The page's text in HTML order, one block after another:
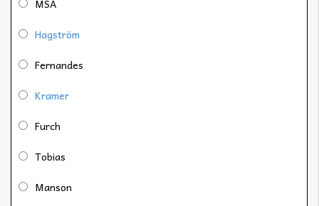
MSA
Hagström
Fernandes
Kramer
Furch
Tobias
Manson